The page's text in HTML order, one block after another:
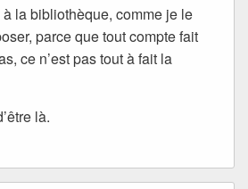
la bibliothèque, comme je le
parce que tout compte fait
ce n’est pas tout à fait la
là.